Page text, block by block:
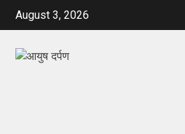
August 3, 2026